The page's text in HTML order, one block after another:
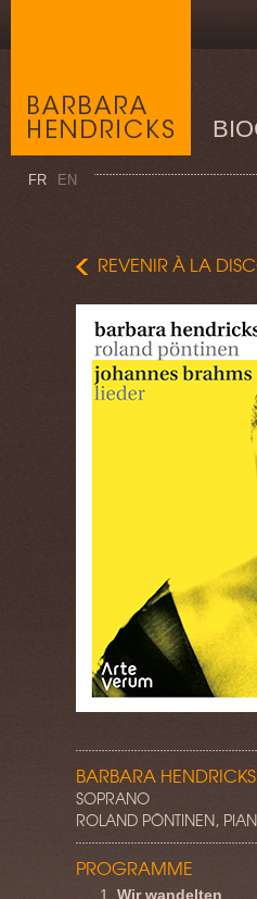
FR EN
REVENIR À LA
BARBARA HENDRICKS
SOPRANO
ROLAND PÖNTINEN,
PROGRAMME
1 Wir wandelten